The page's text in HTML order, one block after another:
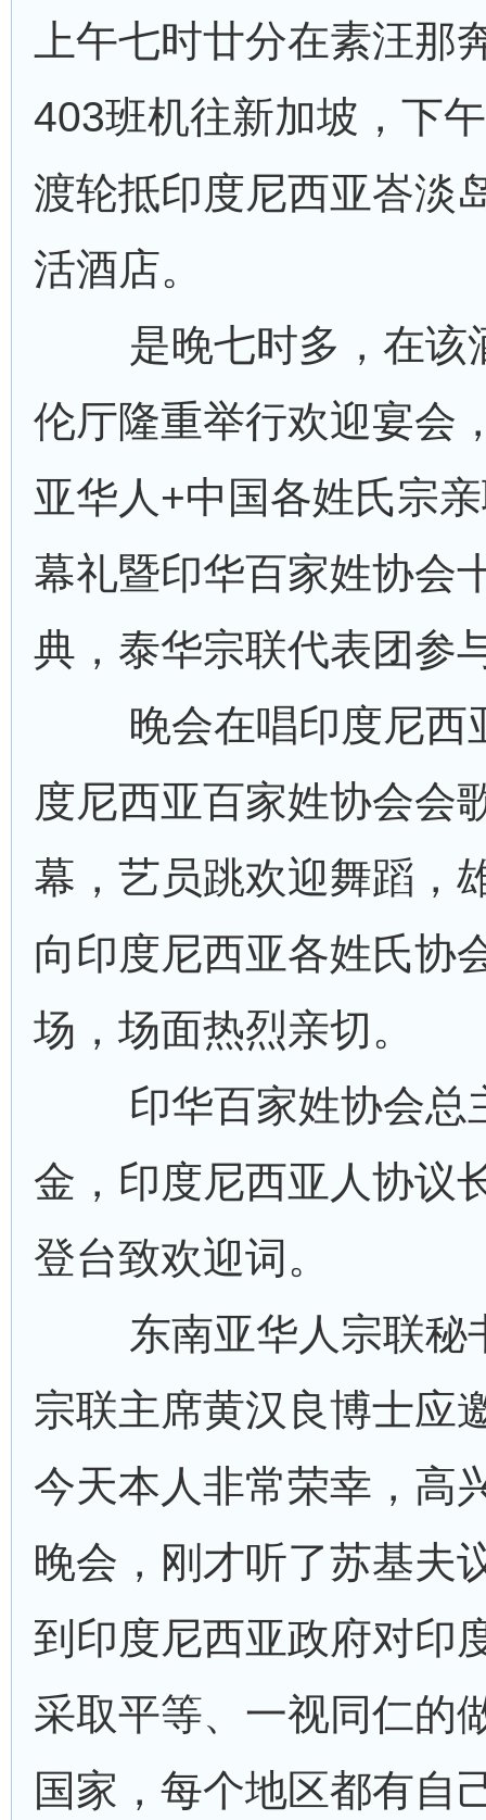
上午七时廿分在素汪那
403班机往新加坡，下
渡轮抵印度尼西亚峇淡
活酒店。
是晚七时多，在该
伦厅隆重举行欢迎宴会
亚华人+中国各姓氏宗
幕礼暨印华百家姓协会
典，泰华宗联代表团参
晚会在唱印度尼西
度尼西亚百家姓协会会
幕，艺员跳欢迎舞蹈，
向印度尼西亚各姓氏协
场，场面热烈亲切。
印华百家姓协会总
金，印度尼西亚人协议
登台致欢迎词。
东南亚华人宗联秘
宗联主席黄汉良博士应
今天本人非常荣幸，高
晚会，刚才听了苏基夫
到印度尼西亚政府对印
采取平等、一视同仁的
国家，每个地区都有自